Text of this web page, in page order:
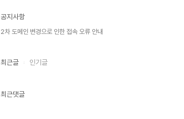
공지사항
2차 도메인 변경으로 인한 접속 오류 안내
최근글 인기글
최근댓글